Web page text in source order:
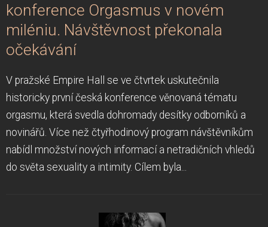
konference Orgasmus v novém
miléniu. Návštěvnost překonala
očekávání
V pražské Empire Hall se ve čtvrtek uskutečnila
historicky první česká konference věnovaná tématu
orgasmu, která svedla dohromady desítky odborníků a
novinářů. Více než čtyřhodinový program návštěvníkům
nabídl množství nových informací a netradičních vhledů
do světa sexuality a intimity. Cílem byla...